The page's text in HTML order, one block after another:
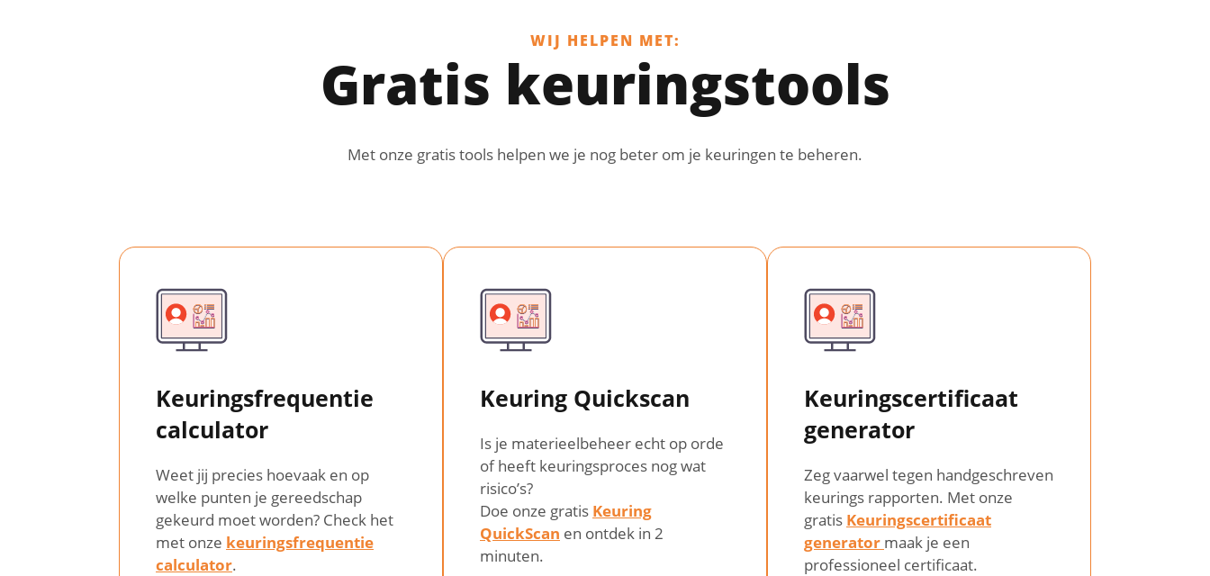
WIJ HELPEN MET:
Gratis keuringstools
Met onze gratis tools helpen we je nog beter om je keuringen te beheren.
Keuringsfrequentie
calculator
Weet jij precies hoevaak en op
welke punten je gereedschap
gekeurd moet worden? Check het
met onze keuringsfrequentie
calculator.
Keuring Quickscan
Is je materieelbeheer echt op orde
of heeft keuringsproces nog wat
risico’s?
Doe onze gratis Keuring
QuickScan en ontdek in 2
minuten.
Keuringscertificaat
generator
Zeg vaarwel tegen handgeschreven
keurings rapporten. Met onze
gratis Keuringscertificaat
generator maak je een
professioneel certificaat.